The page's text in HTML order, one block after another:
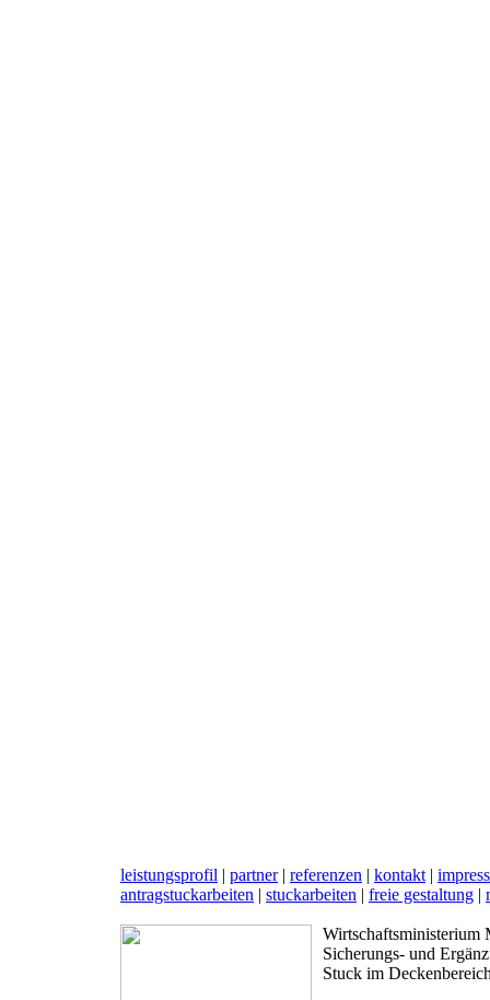
leistungsprofil | partner| referenzen | kontakt |
antragstuckarbeiten | stuckarbeiten | freie gestaltung |
Wirtschaftsministerium
Sicherungs- und
Stuck im